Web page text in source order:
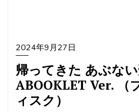
2024年9月27日
帰ってきた あぶな
ABOOKLET Ver. （
ィスク）